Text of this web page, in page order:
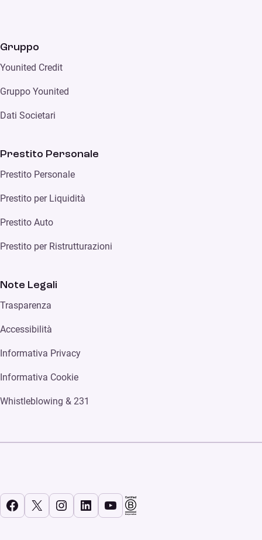
Gruppo
Younited Credit
Gruppo Younited
Dati Societari
Prestito Personale
Prestito Personale
Prestito per Liquidità
Prestito Auto
Prestito per Ristrutturazioni
Note Legali
Trasparenza
Accessibilità
Informativa Privacy
Informativa Cookie
Whistleblowing & 231
Facebook
X Instagram
LinkedIn
YouTube